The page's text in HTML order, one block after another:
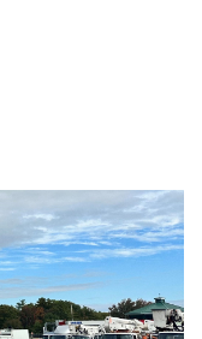
para
para
selecionada